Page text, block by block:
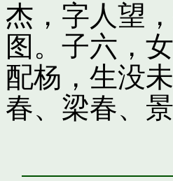
杰，字人望
图。子六，女
配杨，生没
春、梁春、